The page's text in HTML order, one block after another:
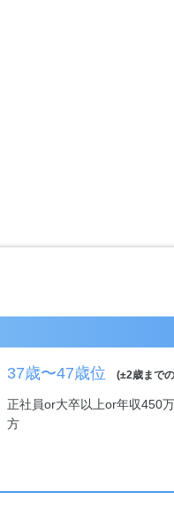
37歳〜47歳位 (±2歳まで
正社員or大卒以上or年収450
方